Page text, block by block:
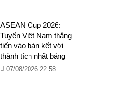
ASEAN Cup 2026:
Tuyển Việt Nam thẳng
tiến vào bán kết với
thành tích nhất bảng
07/08/2026 22:58